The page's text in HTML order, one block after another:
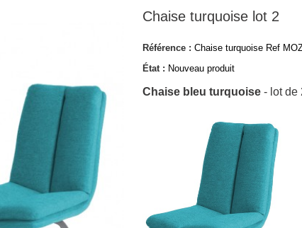
Chaise turquoise lot 2
Référence : Chaise turquoise Ref
État : Nouveau produit
Chaise bleu turquoise- lot de